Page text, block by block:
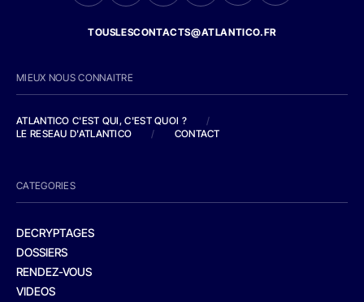
TOUSLESCONTACTS@ATLANTICO.FR
MIEUX NOUS CONNAITRE
ATLANTICO C'EST QUI, C'EST QUOI ?
/
LE RESEAU D'ATLANTICO
/ CONTACT
CATEGORIES
DECRYPTAGES
DOSSIERS
RENDEZ-VOUS
VIDEOS